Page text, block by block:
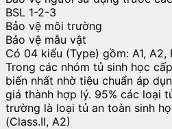
BSL 1-2-3
Bảo vệ môi trường
Bảo vệ mẫu vật
Có 04 kiểu (Type) gồm: A1, A2,
Trong các nhóm tủ sinh học
biến nhất nhờ tiêu chuẩn áp
giá thành hợp lý. 95% các loại
trường là loại tủ an toàn sinh
(Class.II, A2)